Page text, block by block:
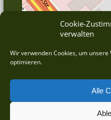
Cookie-
verwalten
Wir verwenden Cookies, um
optimieren.
Alle
2026 DRAHT-WERNER